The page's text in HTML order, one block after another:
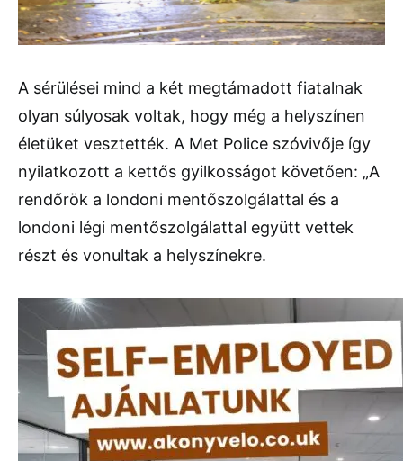
A sérülései mind a két megtámadott fiatalnak
olyan súlyosak voltak, hogy még a helyszínen
életüket vesztették. A Met Police szóvivője így
nyilatkozott a kettős gyilkosságot követően: „A
rendőrök a londoni mentőszolgálattal és a
londoni légi mentőszolgálattal együtt vettek
részt és vonultak a helyszínekre.